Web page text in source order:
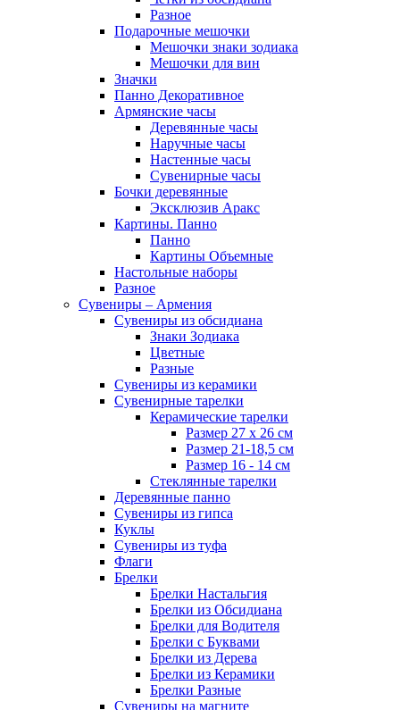
Разное
Подарочные мешочки
Мешочки знаки зодиака
Мешочки для вин
Значки
Панно Декоративное
Армянские часы
Деревянные часы
Наручные часы
Настенные часы
Сувенирные часы
Бочки деревянные
Эксклюзив Аракс
Картины. Панно
Панно
Картины Объемные
Настольные наборы
Разное
Сувениры – Армения
Сувениры из обсидиана
Знаки Зодиака
Цветные
Разные
Сувениры из керамики
Сувенирные тарелки
Керамические тарелки
Размер 27 х 26 см
Размер 21-18,5 см
Размер 16 - 14 см
Стеклянные тарелки
Деревянные панно
Сувениры из гипса
Куклы
Сувениры из туфа
Флаги
Брелки
Брелки Настальгия
Брелки из Обсидиана
Брелки для Водителя
Брелки с Буквами
Брелки из Дерева
Брелки из Керамики
Брелки Разные
Сувениры на магните